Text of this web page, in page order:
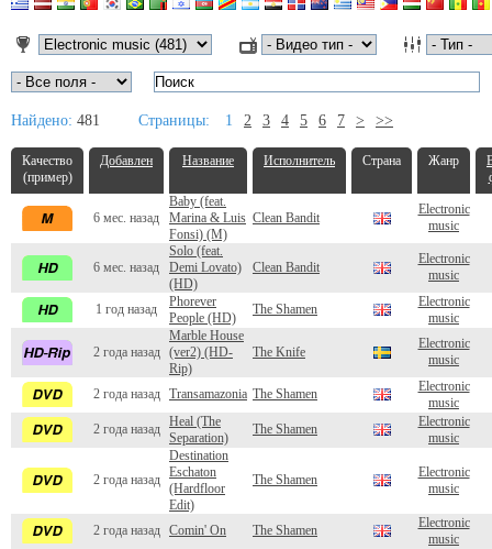
Найдено: 481 Страницы: 1 2 3 4 5 6 7 > >>
Качество
(пример)
Добавлен Название Исполнитель Страна Жанр
6 мес. назад
Baby (feat.
Marina & Luis
Fonsi) (M)
Clean Bandit
Electronic
music
6 мес. назад
Solo (feat.
Demi Lovato)
(HD)
Clean Bandit
Electronic
music
1 год назад
Phorever
People (HD)
The Shamen
Electronic
music
2 года назад
Marble House
(ver2) (HD-
Rip)
The Knife
Electronic
music
2 года назад Transamazonia The Shamen
Electronic
music
2 года назад
Heal (The
Separation)
The Shamen
Electronic
music
2 года назад
Destination
Eschaton
(Hardfloor
Edit)
The Shamen
Electronic
music
2 года назад Comin' On The Shamen
Electronic
music